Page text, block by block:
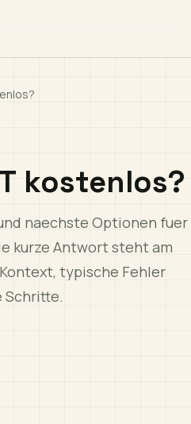
kostenlos?
naechste Optionen fuer
kurze Antwort steht am
typische Fehler
Schritte.